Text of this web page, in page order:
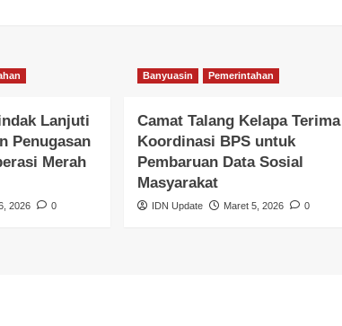
Lanjuti
Penugasan
Merah
2026 0
Banyuasin Pemerintahan
Camat Talang Kelapa Terima
Koordinasi BPS untuk
Pembaruan Data Sosial
Masyarakat
IDN Update Maret 5, 2026 0